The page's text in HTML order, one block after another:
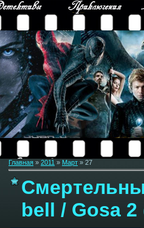
Главная » 2011 » Март » 27
bell / Gosa 2